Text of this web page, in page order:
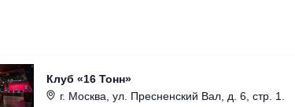
Клуб «16 Тонн»
г. Москва, ул. Пресненский Вал, д. 6, стр. 1.